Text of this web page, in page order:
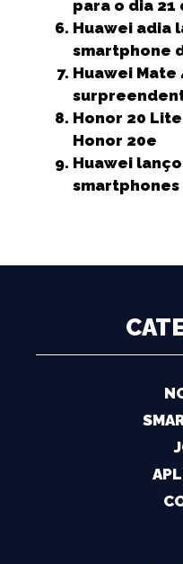
para o dia 21
Huawei adia
smartphone
Huawei
Honor 20
Honor 20e
Huawei
smartphones